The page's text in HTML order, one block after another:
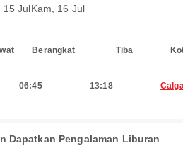
15 JulKam, 16 Jul
Berangkat Tiba
06:45 13:18
Dapatkan Pengalaman Liburan